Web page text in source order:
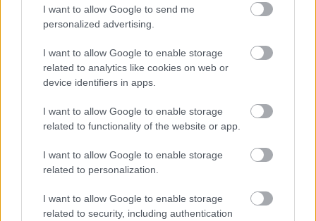
I want to allow Google to send me
personalized advertising.
I want to allow Google to enable storage
related to analytics like cookies on web or
device identifiers in apps.
I want to allow Google to enable storage
related to functionality of the website or app.
I want to allow Google to enable storage
related to personalization.
I want to allow Google to enable storage
related to security, including authentication
¿El tiempo vuela?
Esto explica por qué los días ya no duran igual